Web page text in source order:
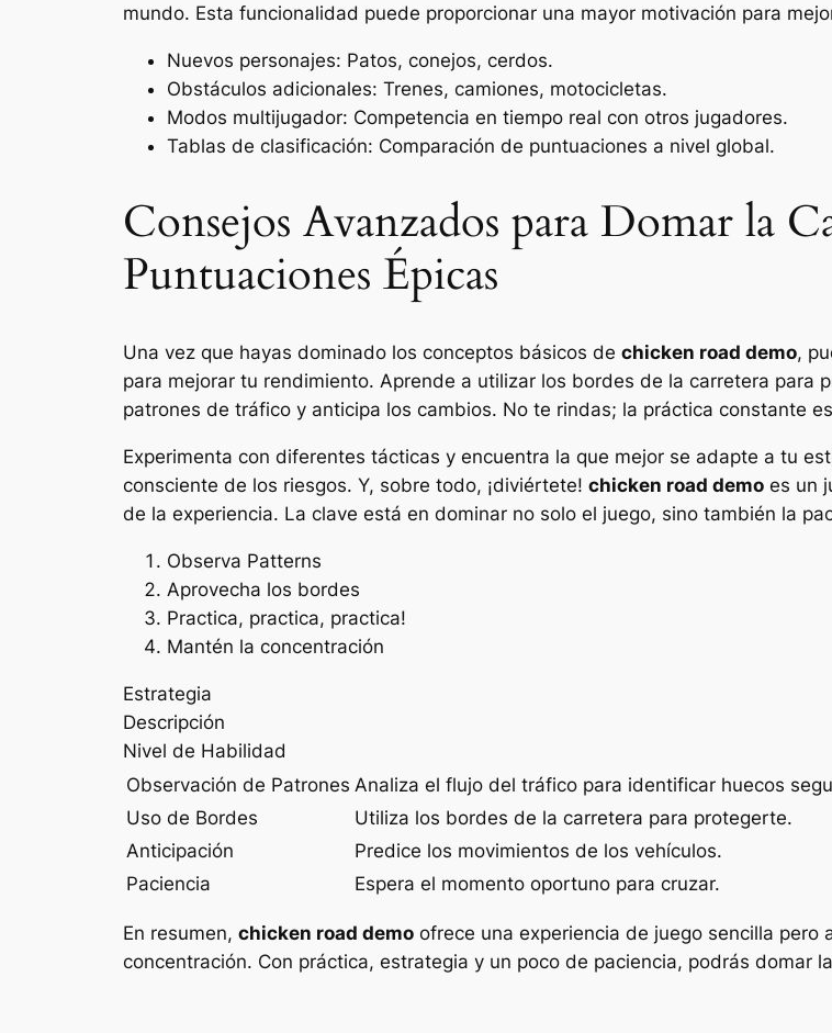
mundo. Esta funcionalidad puede proporcionar una mayor motivación para
Nuevos personajes: Patos, conejos, cerdos.
Obstáculos adicionales: Trenes, camiones, motocicletas.
Modos multijugador: Competencia en tiempo real con otros jugadores.
Tablas de clasificación: Comparación de puntuaciones a nivel global.
Consejos Avanzados para Domar la
Puntuaciones Épicas
Una vez que hayas dominado los conceptos básicos de chicken road demo,
para mejorar tu rendimiento. Aprende a utilizar los bordes de la carretera para
patrones de tráfico y anticipa los cambios. No te rindas; la práctica constante
Experimenta con diferentes tácticas y encuentra la que mejor se adapte a tu
consciente de los riesgos. Y, sobre todo, ¡diviértete! chicken road demo es un
de la experiencia. La clave está en dominar no solo el juego, sino también la
Observa Patterns
Aprovecha los bordes
Practica, practica, practica!
Mantén la concentración
Estrategia
Descripción
Nivel de Habilidad
Observación de Patrones Analiza el flujo del tráfico para identificar huecos
Uso de Bordes
Utiliza los bordes de la carretera para protegerte.
Anticipación
Predice los movimientos de los vehículos.
Paciencia
Espera el momento oportuno para cruzar.
En resumen, chicken road demo ofrece una experiencia de juego sencilla
concentración. Con práctica, estrategia y un poco de paciencia, podrás domar